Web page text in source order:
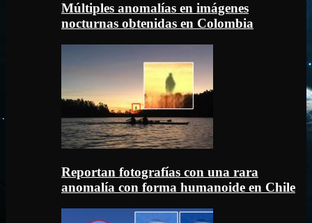
Múltiples anomalías en imágenes
nocturnas obtenidas en Colombia
Reportan fotografías con una rara
anomalía con forma humanoide en Chile